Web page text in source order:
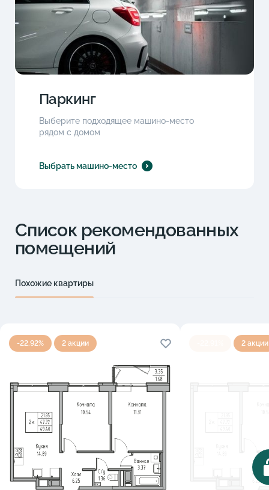
Паркинг
Выберите подходящее машино-место
рядом с домом
Выбрать машино-место
Список рекомендованных
помещений
Похожие квартиры
-22.92% 2 акции 2 акции